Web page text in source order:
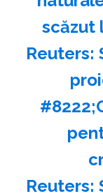
scăzut
Reuters:
Reuters: